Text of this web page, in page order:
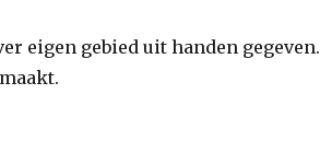
eigen gebied uit handen gegeven.